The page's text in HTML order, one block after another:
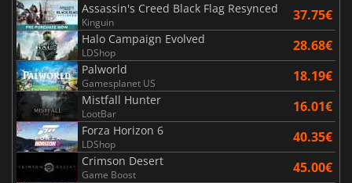
Assassin's Creed Black Flag Resynced
Kinguin 37.75€
Halo Campaign Evolved
LDShop 28.68€
Palworld
Gamesplanet US 18.19€
Mistfall Hunter
LootBar 16.01€
Forza Horizon 6
LDShop 40.35€
Crimson Desert
Game Boost 45.00€